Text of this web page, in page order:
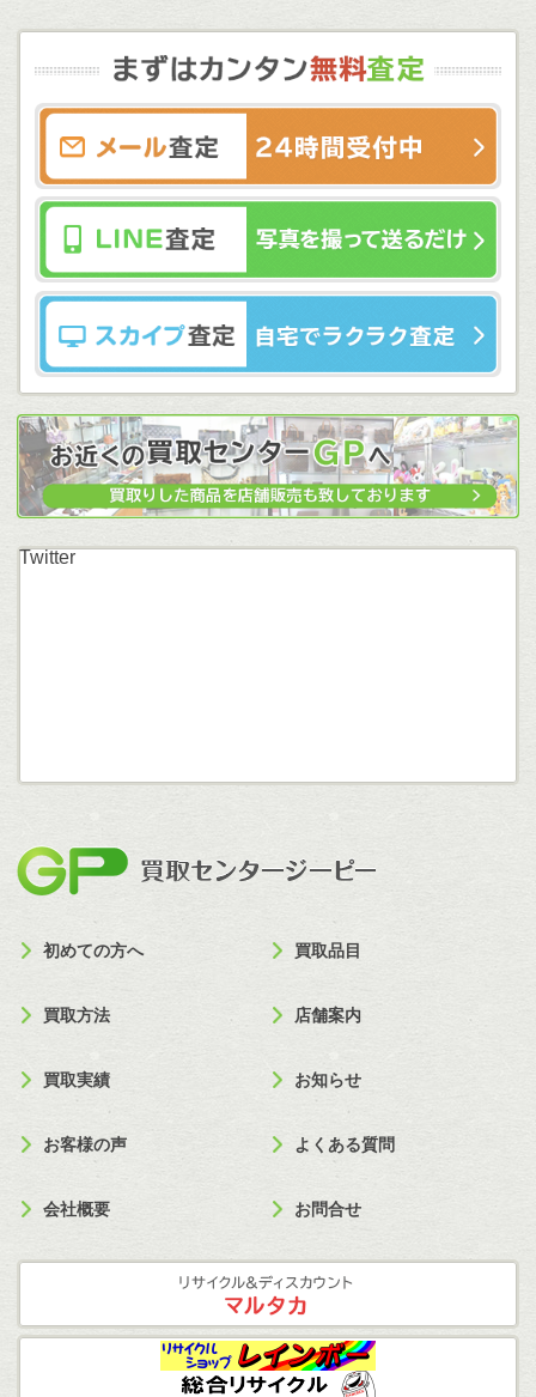
Twitter
初めての方へ 買取品目
買取方法 店舗案内
買取実績 お知らせ
お客様の声 よくある質問
会社概要 お問合せ